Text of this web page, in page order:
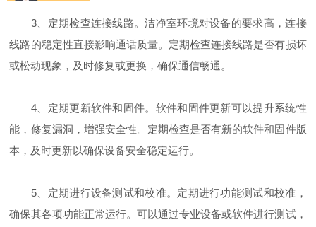
3、定期检查连接线路。洁净室环境对设备的要求高，连接
线路的稳定性直接影响通话质量。定期检查连接线路是否有损坏
或松动现象，及时修复或更换，确保通信畅通。
4、定期更新软件和固件。软件和固件更新可以提升系统性
能，修复漏洞，增强安全性。定期检查是否有新的软件和固件版
本，及时更新以确保设备安全稳定运行。
5、定期进行设备测试和校准。定期进行功能测试和校准，
确保其各项功能正常运行。可以通过专业设备或软件进行测试，